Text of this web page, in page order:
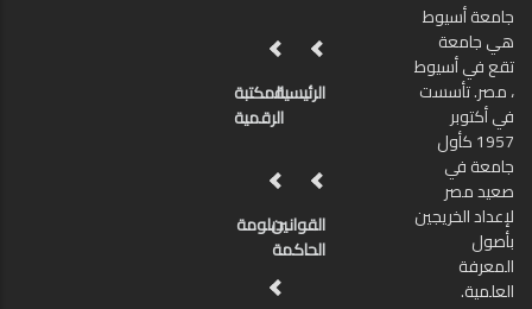
جامعة أسيوط
هي جامعة
تقع في أسيوط
، مصر. تأسست
في أكتوبر
1957 كأول
جامعة في
صعيد مصر
لإعداد الخريجين
بأصول
المعرفة
العلمية.
الرئيسيةالمكتبة
الرقمية
القوانين
الحاكمة
دبلومة